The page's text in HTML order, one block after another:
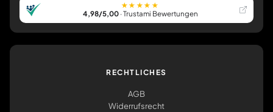
★★★★★
4,98/5,00· Trustami Bewertungen
RECHTLICHES
AGB
Widerrufsrecht